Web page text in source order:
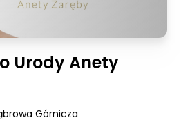
Urody Anety
Górnicza